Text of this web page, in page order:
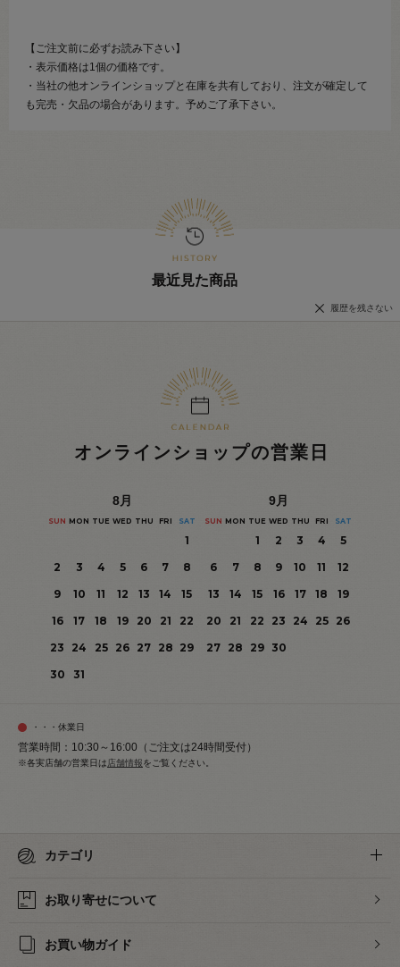
【ご注文前に必ずお読み下さい】
・表示価格は1個の価格です。
・当社の他オンラインショップと在庫を共有しており、注文が確定して
も完売・欠品の場合があります。予めご了承下さい。
最近見た商品
履歴を残さない
オンラインショップの営業日
8月
SUN MON TUE WED THU FRI SAT
1
2
3 4 5 6 7
8
9
10 11 12 13 14
15
16
17 18 19 20 21
22
23
24 25 26 27 28 29
30
31
9月
SUN MON TUE WED THU FRI SAT
1 2 3 4
5
6
7 8 9 10 11
12
13
14 15 16 17 18
19
20
21 22 23 24 25
26
27 28 29 30
・・・休業日
営業時間：10:30～16:00（ご注文は24時間受付）
※各実店舗の営業日は 店舗情報をご覧ください。
カテゴリ
お取り寄せについて
お買い物ガイド